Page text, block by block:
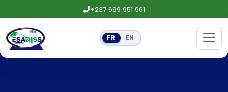
+237 699 951 961
FR EN